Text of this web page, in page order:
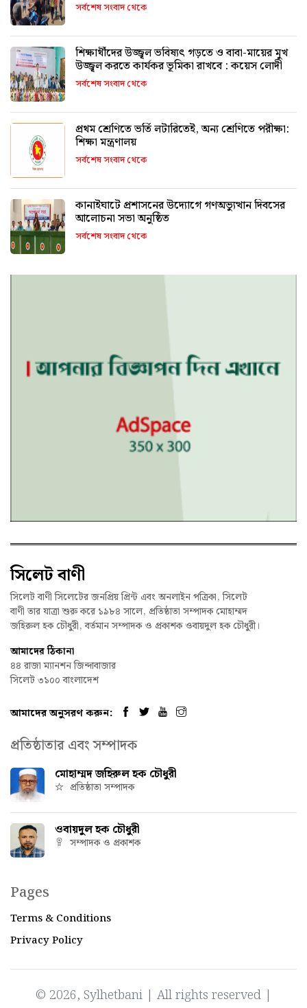
সর্বশেষ সংবাদ থেকে
শিক্ষার্থীদের উজ্জ্বল ভবিষ্যৎ গড়তে ও বাবা-মায়ের মুখ
উজ্জ্বল করতে কার্যকর ভূমিকা রাখবে : কয়েস লোদী
সর্বশেষ সংবাদ থেকে
প্রথম শ্রেণিতে ভর্তি লটারিতেই, অন্য শ্রেণিতে পরীক্ষা:
শিক্ষা মন্ত্রণালয়
সর্বশেষ সংবাদ থেকে
কানাইঘাটে প্রশাসনের উদ্যোগে গণঅভ্যুত্থান দিবসের
আলোচনা সভা অনুষ্ঠিত
সর্বশেষ সংবাদ থেকে
সিলেট বাণী
সিলেট বাণী সিলেটের জনপ্রিয় প্রিন্ট এবং অনলাইন পত্রিকা, সিলেট
বাণী তার যাত্রা শুরু করে ১৯৮৪ সালে, প্রতিষ্ঠাতা সম্পাদক মোহাম্মদ
জহিরুল হক চৌধুরী, বর্তমান সম্পাদক ও প্রকাশক ওবায়দুল হক চৌধুরী।
আমাদের ঠিকানা
৪৪ রাজা ম্যানশন জিন্দাবাজার
সিলেট ৩১০০ বাংলাদেশ
আমাদের অনুসরণ করুন:
প্রতিষ্ঠাতার এবং সম্পাদক
মোহাম্মদ জহিরুল হক চৌধুরী
প্রতিষ্ঠাতা সম্পাদক
ওবায়দুল হক চৌধুরী
সম্পাদক ও প্রকাশক
Pages
Terms & Conditions
Privacy Policy
© 2026, Sylhetbani | All rights reserved |